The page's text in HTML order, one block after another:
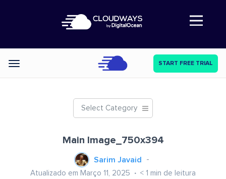
Abre a navegação
Categories START FREE TRIAL
Select Category
Main Image_750x394
Sarim Javaid
Atualizado em Março 11, 2025 < 1 min de leitura